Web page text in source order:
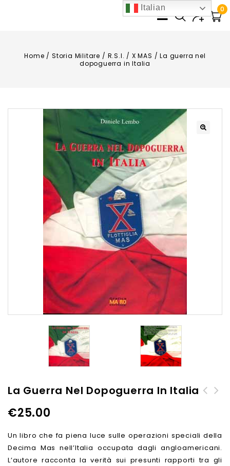
0
Home /Storia Militare / R.S.I. / X MAS /La guerra nel
dopoguerra in Italia
La Guerra Nel Dopoguerra In Italia
€25.00
Un libro che fa piena luce sulle operazioni speciali della
Decima Mas nell’Italia occupata dagli angloamericani.
L’autore racconta la verità sui presunti rapporti tra gli
Italian